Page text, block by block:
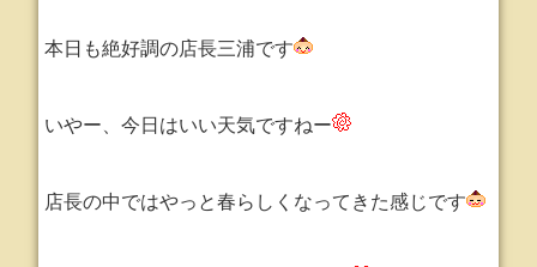
本日も絶好調の店長三浦です
いやー、今日はいい天気ですねー
店長の中ではやっと春らしくなってきた感じです